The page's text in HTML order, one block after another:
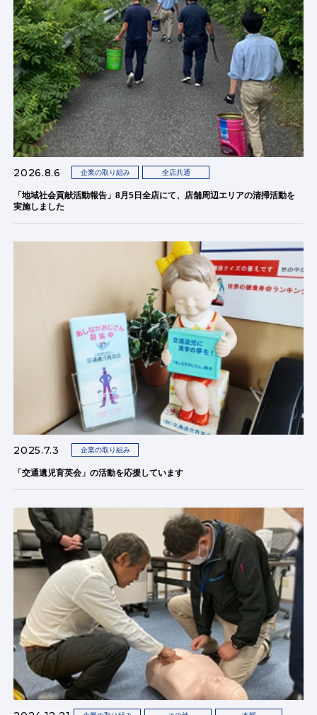
2026.8.6 企業の取り組み 全店共通
「地域社会貢献活動報告」8月5日全店にて、店舗周辺エリアの清掃活動を
実施しました
2025.7.3 企業の取り組み
「交通遺児育英会」の活動を応援しています